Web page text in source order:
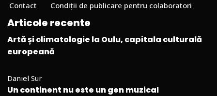
Contact
Condiții de publicare pentru colaboratori
Articole recente
Artă și climatologie la Oulu, capitala culturală
europeană
Daniel Sur
Un continent nu este un gen muzical